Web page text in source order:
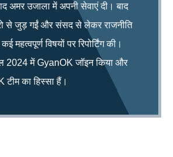
अमर उजाला में अपनी सेवाएं दी। बाद
से जुड़ गईं और संसद से लेकर राजनीति
विषयों पर रिपोर्टिंग की।
2024 में GyanOK जॉइन किया और
का हिस्सा हैं।